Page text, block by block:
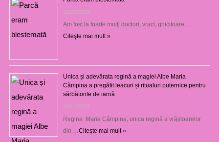
12/03/2025
Am fost la foarte mulţi doctori, vraci, ghicitoare, …
Citeşte mai mult »
Unica și adevărata regină a magiei Albe Maria
Câmpina a pregătit leacuri și ritualuri puternice pentru
sărbătorile de iarnă
26/12/2023
Regina Maria Câmpina, unica regină a vrăjitoarelor
din … Citeşte mai mult »